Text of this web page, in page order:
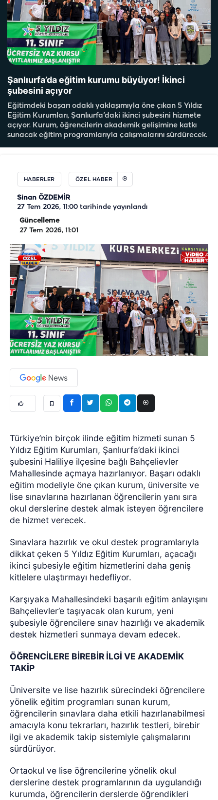
Şanlıurfa’da eğitim kurumu büyüyor! İkinci
şubesini açıyor
Eğitimdeki başarı odaklı yaklaşımıyla öne çıkan 5 Yıldız
Eğitim Kurumları, Şanlıurfa’daki ikinci şubesini hizmete
açıyor. Kurum, öğrencilerin akademik gelişimine katkı
sunacak eğitim programlarıyla çalışmalarını sürdürecek.
HABERLER ÖZEL HABER
Sinan ÖZDEMİR
27 Tem 2026, 11:00 tarihinde yayınlandı
Güncelleme
27 Tem 2026, 11:01
Türkiye’nin birçok ilinde eğitim hizmeti sunan 5
Yıldız Eğitim Kurumları, Şanlıurfa’daki ikinci
şubesini Haliliye ilçesine bağlı Bahçelievler
Mahallesinde açmaya hazırlanıyor. Başarı odaklı
eğitim modeliyle öne çıkan kurum, üniversite ve
lise sınavlarına hazırlanan öğrencilerin yanı sıra
okul derslerine destek almak isteyen öğrencilere
de hizmet verecek.
Sınavlara hazırlık ve okul destek programlarıyla
dikkat çeken 5 Yıldız Eğitim Kurumları, açacağı
ikinci şubesiyle eğitim hizmetlerini daha geniş
kitlelere ulaştırmayı hedefliyor.
Karşıyaka Mahallesindeki başarılı eğitim anlayışını
Bahçelievler’e taşıyacak olan kurum, yeni
şubesiyle öğrencilere sınav hazırlığı ve akademik
destek hizmetleri sunmaya devam edecek.
ÖĞRENCİLERE BİREBİR İLGİ VE AKADEMİK
TAKİP
Üniversite ve lise hazırlık sürecindeki öğrencilere
yönelik eğitim programları sunan kurum,
öğrencilerin sınavlara daha etkili hazırlanabilmesi
amacıyla konu tekrarları, hazırlık testleri, birebir
ilgi ve akademik takip sistemiyle çalışmalarını
sürdürüyor.
Ortaokul ve lise öğrencilerine yönelik okul
derslerine destek programlarının da uygulandığı
kurumda, öğrencilerin derslerde öğrendikleri